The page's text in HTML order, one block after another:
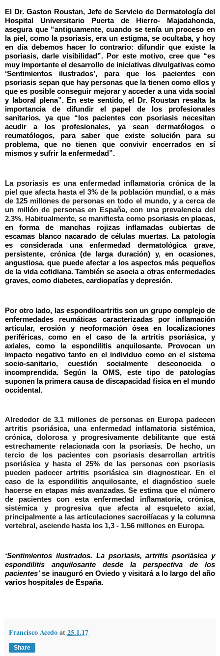
El Dr. Gaston Roustan, Jefe de Servicio de Dermatología del
Hospital Universitario Puerta de Hierro- Majadahonda,
asegura que “antiguamente, cuando se tenía un proceso en
la piel, como la psoriasis, era un estigma, se ocultaba, y hoy
en día debemos hacer lo contrario: difundir que existe la
psoriasis, darle visibilidad”. Por este motivo, cree que “es
muy importante el desarrollo de iniciativas divulgativas como
‘Sentimientos ilustrados’, para que los pacientes con
psoriasis sepan que hay personas que la tienen como ellos y
que es posible conseguir mejorar y acceder a una vida social
y laboral plena”. En este sentido, el Dr. Roustan resalta la
importancia de difundir el papel de los profesionales
sanitarios, ya que “los pacientes con psoriasis necesitan
acudir a los profesionales, ya sean dermatólogos o
reumatólogos, para saber que existe solución para su
problema, que no tienen que convivir encerrados en sí
mismos y sufrir la enfermedad”.
La psoriasis es una enfermedad inflamatoria crónica de la
piel que afecta hasta el 3% de la población mundial, o a más
de 125 millones de personas en todo el mundo, y a cerca de
un millón de personas en España, con una prevalencia del
2,3%. Habitualmente, se manifiesta como psoriasisen placas,
en forma de manchas rojizas inflamadas cubiertas de
escamas blanco nacarado de células muertas. La patología
es considerada una enfermedad dermatológica grave,
persistente, crónica (de larga duración) y, en ocasiones,
angustiosa, que puede afectar a los aspectos más pequeños
de la vida cotidiana. También se asocia a otras enfermedades
graves, como diabetes, cardiopatías y depresión.
Por otro lado, las espondiloartritisson un grupo complejo de
enfermedades reumáticas caracterizadas por inflamación
articular, erosión y neoformación ósea en localizaciones
periféricas, como en el caso de la artritis psoriásica, y
axiales, como la espondilitis anquilosante. Provocan un
impacto negativo tanto en el individuo como en el sistema
socio-sanitario, cuestión socialmente desconocida o
incomprendida. Según la OMS, este tipo de patologías
suponen la primera causa de discapacidad física en el mundo
occidental.
Alrededor de 3,1 millones de personas en Europa padecen
artritis psoriásica, una enfermedad inflamatoria sistémica,
crónica, dolorosa y progresivamente debilitante que está
estrechamente relacionada con la psoriasis. De hecho, un
tercio de los pacientes con psoriasis desarrollan artritis
psoriásica y hasta el 25% de las personas con psoriasis
pueden padecer artritis psoriásicasin diagnosticar. En el
caso de la espondilitis anquilosante, el diagnóstico suele
hacerse en etapas más avanzadas. Se estima que el número
de pacientes con esta enfermedad inflamatoria, crónica,
sistémica y progresiva que afecta al esqueleto axial,
principalmente a las articulaciones sacroilíacas y la columna
vertebral, asciende hasta los 1,3 - 1,56 millones en Europa.
‘Sentimientos ilustrados. La psoriasis, artritispsoriásica y
espondilitis anquilosante desde la perspectiva de los
pacientes’se inauguró en Oviedo y visitará a lo largo del año
varios hospitales de España.
Francisco Acedoat25.1.17
Share